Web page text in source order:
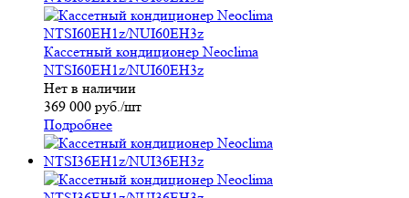
Кассетный кондиционер Neoclima
NTSI60EH1z/NUI60EH3z
Нет в наличии
369 000 руб./шт
Подробнее